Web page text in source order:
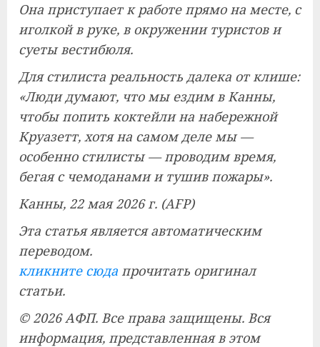
Она приступает к работе прямо на месте, с
иголкой в ​​руке, в окружении туристов и
суеты вестибюля.
Для стилиста реальность далека от клише:
«Люди думают, что мы ездим в Канны,
чтобы попить коктейли на набережной
Круазетт, хотя на самом деле мы —
особенно стилисты — проводим время,
бегая с чемоданами и тушив пожары».
Канны, 22 мая 2026 г. (AFP)
Эта статья является автоматическим
переводом.
кликните сюда прочитать оригинал
статьи.
© 2026 АФП. Все права защищены. Вся
информация, представленная в этом